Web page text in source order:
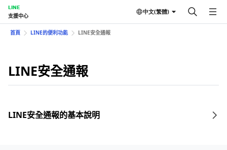
LINE
支援中心
中文(繁體)
首頁 LINE的便利功能 LINE安全通報
LINE安全通報
LINE安全通報的基本說明